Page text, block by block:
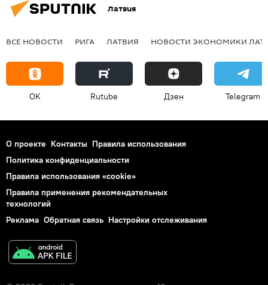
Латвия
ВСЕ НОВОСТИ РИГА ЛАТВИЯ НОВОСТИ ЭКОНОМИКИ
OK Rutube Дзен Telegram
О проекте Контакты Правила использования
Политика конфиденциальности
Правила использования «cookie»
Правила применения рекомендательных
технологий
Реклама Обратная связь Настройки отслеживания